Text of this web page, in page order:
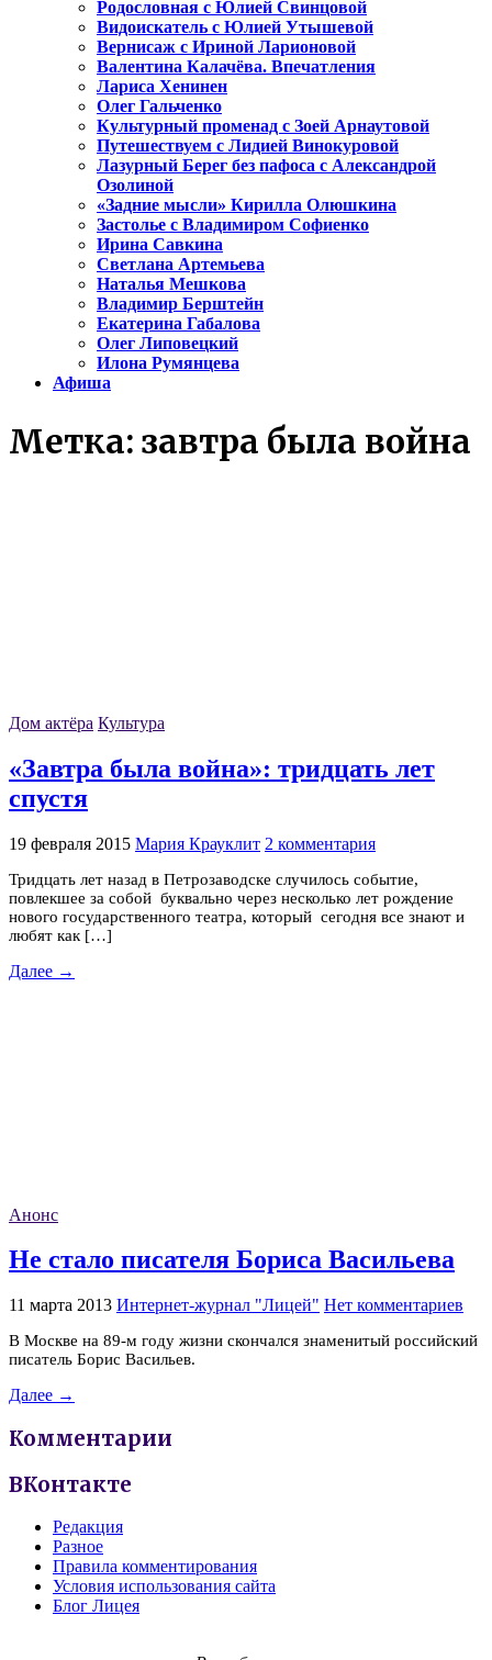
Родословная с Юлией Свинцовой
Видоискатель с Юлией Утышевой
Вернисаж с Ириной Ларионовой
Валентина Калачёва. Впечатления
Лариса Хенинен
Олег Гальченко
Культурный променад с Зоей Арнаутовой
Путешествуем с Лидией Винокуровой
Лазурный Берег без пафоса с Александрой
Озолиной
«Задние мысли» Кирилла Олюшкина
Застолье с Владимиром Софиенко
Ирина Савкина
Светлана Артемьева
Наталья Мешкова
Владимир Берштейн
Екатерина Габалова
Олег Липовецкий
Илона Румянцева
Афиша
Метка: завтра была война
Дом актёра Культура
«Завтра была война»: тридцать лет
спустя
19 февраля 2015 Мария Крауклит 2 комментария
Тридцать лет назад в Петрозаводске случилось событие,
повлекшее за собой буквально через несколько лет рождение
нового государственного театра, который сегодня все знают и
любят как […]
Далее →
Анонс
Не стало писателя Бориса Васильева
11 марта 2013 Интернет-журнал "Лицей" Нет комментариев
В Москве на 89-м году жизни скончался знаменитый российский
писатель Борис Васильев.
Далее →
Комментарии
ВКонтакте
Редакция
Разное
Правила комментирования
Условия использования сайта
Блог Лицея